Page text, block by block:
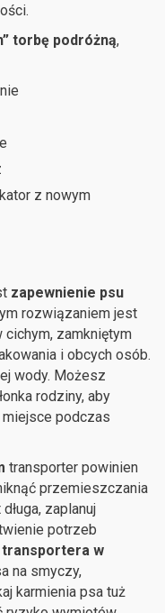
torbę podróżną,
z nowym
zapewnienie psu
rozwiązaniem jest
zamkniętym
i obcych osób.
wody. Możesz
rodziny, aby
miejsce podczas
transporter powinien
przemieszczania
zaplanuj
potrzeb
w
na smyczy,
karmienia psa tuż